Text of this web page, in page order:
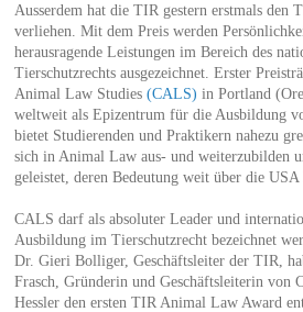
Ausserdem hat die TIR gestern erstmals den
verliehen. Mit dem Preis werden
herausragende Leistungen im Bereich des
Tierschutzrechts ausgezeichnet. Erster
Animal Law Studies (CALS) in Portland
weltweit als Epizentrum für die Ausbildung
bietet Studierenden und Praktikern nahezu
sich in Animal Law aus- und weiterzubilden
geleistet, deren Bedeutung weit über die USA
CALS darf als absoluter Leader und
Ausbildung im Tierschutzrecht bezeichnet
Dr. Gieri Bolliger, Geschäftsleiter der TIR,
Frasch, Gründerin und Geschäftsleiterin von
Hessler den ersten TIR Animal Law Award